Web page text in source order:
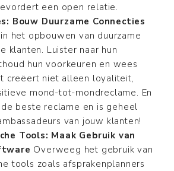
een open relatie.
Bouw Duurzame Connecties
het opbouwen van duurzame
klanten. Luister naar hun
hun voorkeuren en wees
creëert niet alleen loyaliteit,
mond-tot-mondreclame. En
beste reclame en is geheel
van jouw klanten!
Tools: Maak Gebruik van
Overweeg het gebruik van
tools zoals afsprakenplanners